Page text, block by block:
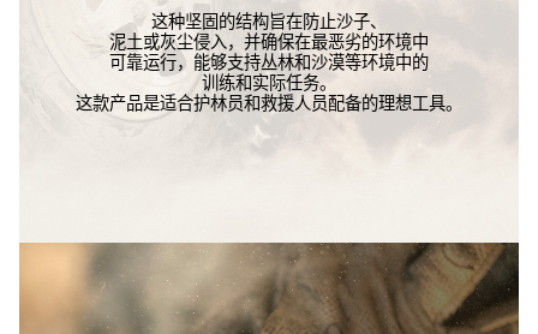
这种坚固的结构旨在防止沙子、
泥土或灰尘侵入，并确保在最恶劣的环境中
可靠运行，能够支持丛林和沙漠等环境中的
训练和实际任务。
这款产品是适合护林员和救援人员配备的理想工具。